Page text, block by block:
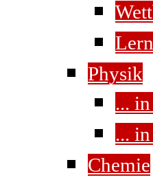
Physik
...
...
Chemie